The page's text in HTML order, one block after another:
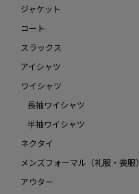
ジャケット
コート
スラックス
アイシャツ
ワイシャツ
長袖ワイシャツ
半袖ワイシャツ
ネクタイ
メンズフォーマル（礼服・喪服）
アウター